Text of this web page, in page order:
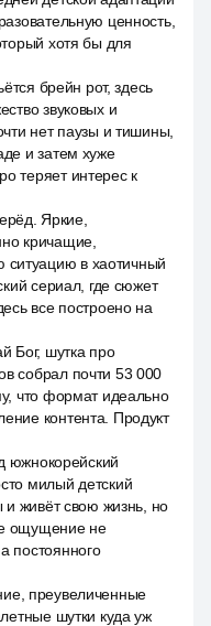
ценность,
хотя бы для
брейн рот, здесь
звуковых и
нет паузы и тишины,
и затем хуже
теряет интерес к
Яркие,
кричащие,
в хаотичный
сериал, где сюжет
все построено на
Бог, шутка про
собрал почти 53 000
что формат идеально
контента. Продукт
южнокорейский
милый детский
и живёт свою жизнь, но
ощущение не
постоянного
преувеличенные
шутки куда уж